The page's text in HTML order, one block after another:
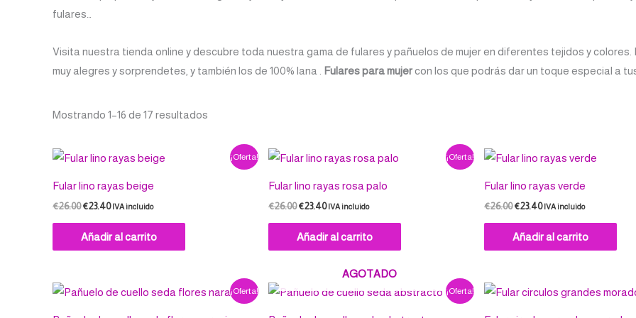
fulares…
Visita nuestra tienda online y descubre toda nuestra gama de fulares y pañuelos de mujer en diferentes tejidos y
muy alegres y sorprendetes, y también los de 100% lana .
Fulares para mujercon los que podrás dar un toque especial a
Mostrando 1–16 de 17 resultados
¡Oferta!
Fular lino rayas beige
€26.00
era:
€26.00.
€23.40
precio
es:
€23.40.
IVA incluido
Añadir al carrito
¡Oferta!
Fular lino rayas rosa palo
€26.00
era:
€26.00.
€23.40
precio
es:
€23.40.
IVA incluido
Añadir al carrito
Fular lino rayas verde
€26.00
era:
€26.00.
€23.40
precio
es:
€23.40.
IVA incluido
Añadir al carrito
¡Oferta!
El
precio
El
precio
¡Oferta!
AGOTADO
precio
El
precio
precio
El
precio